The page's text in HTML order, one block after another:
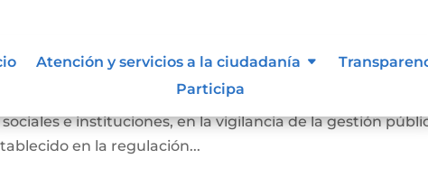
Atención y servicios a la ciudadanía
Participa
de los ciudadanos a participar, de manera individual o
e instituciones, en la vigilancia de la gestión
en la regulación...